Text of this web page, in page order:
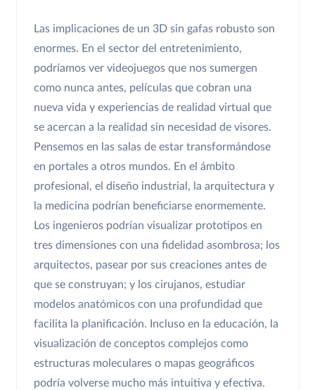
Las implicaciones de un 3D sin gafas robusto son
enormes. En el sector del entretenimiento,
podríamos ver videojuegos que nos sumergen
como nunca antes, películas que cobran una
nueva vida y experiencias de realidad virtual que
se acercan a la realidad sin necesidad de visores.
Pensemos en las salas de estar transformándose
en portales a otros mundos. En el ámbito
profesional, el diseño industrial, la arquitectura y
la medicina podrían beneficiarse enormemente.
Los ingenieros podrían visualizar prototipos en
tres dimensiones con una fidelidad asombrosa; los
arquitectos, pasear por sus creaciones antes de
que se construyan; y los cirujanos, estudiar
modelos anatómicos con una profundidad que
facilita la planificación. Incluso en la educación, la
visualización de conceptos complejos como
estructuras moleculares o mapas geográficos
podría volverse mucho más intuitiva y efectiva.